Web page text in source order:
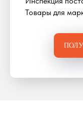
Товары для